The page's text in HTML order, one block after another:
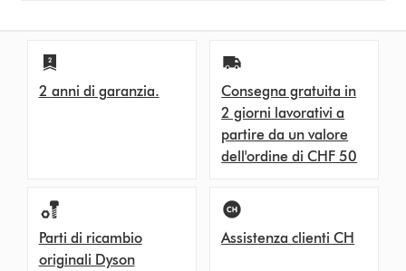
2 anni di garanzia.
Consegna gratuita in
2 giorni lavorativi a
partire da un valore
dell'ordine di CHF 50
Parti di ricambio
originali Dyson
Assistenza clienti CH